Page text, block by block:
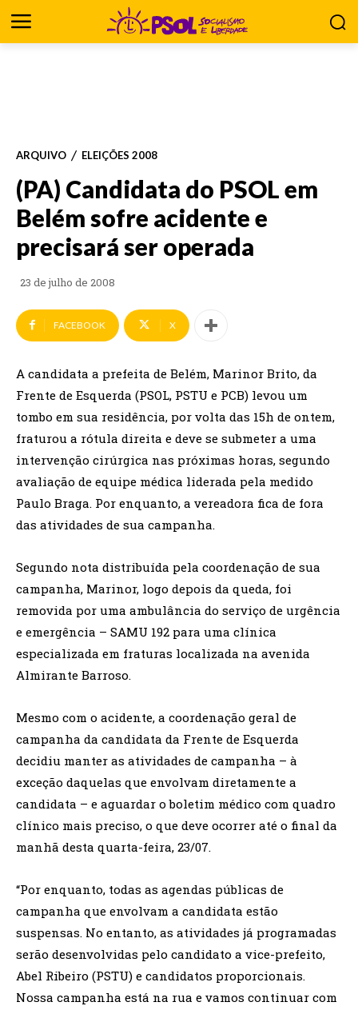
ARQUIVO ELEIÇÕES 2008
(PA) Candidata do PSOL em
Belém sofre acidente e
precisará ser operada
23 de julho de 2008
FACEBOOK X
A candidata a prefeita de Belém, Marinor Brito, da
Frente de Esquerda (PSOL, PSTU e PCB) levou um
tombo em sua residência, por volta das 15h de ontem,
fraturou a rótula direita e deve se submeter a uma
intervenção cirúrgica nas próximas horas, segundo
avaliação de equipe médica liderada pela medido
Paulo Braga. Por enquanto, a vereadora fica de fora
das atividades de sua campanha.
Segundo nota distribuída pela coordenação de sua
campanha, Marinor, logo depois da queda, foi
removida por uma ambulância do serviço de urgência
e emergência – SAMU 192 para uma clínica
especializada em fraturas localizada na avenida
Almirante Barroso.
Mesmo com o acidente, a coordenação geral de
campanha da candidata da Frente de Esquerda
decidiu manter as atividades de campanha – à
exceção daquelas que envolvam diretamente a
candidata – e aguardar o boletim médico com quadro
clínico mais preciso, o que deve ocorrer até o final da
manhã desta quarta-feira, 23/07.
“Por enquanto, todas as agendas públicas de
campanha que envolvam a candidata estão
suspensas. No entanto, as atividades já programadas
serão desenvolvidas pelo candidato a vice-prefeito,
Abel Ribeiro (PSTU) e candidatos proporcionais.
Nossa campanha está na rua e vamos continuar com